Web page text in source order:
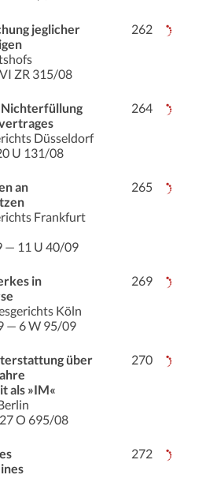
jeglicher
ZR 315/08
262
Nichterfüllung
Düsseldorf
U 131/08
264
an
Frankfurt
— 11 U 40/09
265
in
Köln
— 6 W 95/09
269
über
als »IM«
O 695/08
270
272